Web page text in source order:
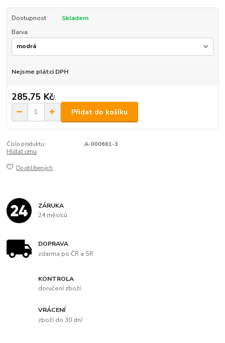
Dostupnost
Skladem
Barva
Nejsme plátci DPH
285,75 Kč/.
Přidat do košíku
Číslo produktu:
A-000661-3
Hlídat cenu
Do oblíbených
ZÁRUKA
24 měsíců
DOPRAVA
zdarma po ČR a SR
KONTROLA
doručení zboží
VRÁCENÍ
zboží do 30 dní